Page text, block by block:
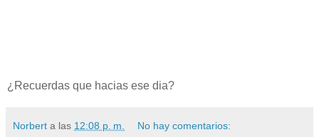
¿Recuerdas que hacias ese dia?
Norbert a las 12:08 p. m. No hay comentarios: